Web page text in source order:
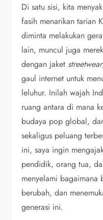
Di satu sisi, kita
fasih menarikan tarian
diminta melakukan
lain, muncul juga
dengan jaket streetwear
gaul internet untuk
leluhur. Inilah wajah
ruang antara di mana
budaya pop global,
sekaligus peluang
ini, saya ingin
pendidik, orang tua,
menyelami bagaimana
berubah, dan
generasi ini.